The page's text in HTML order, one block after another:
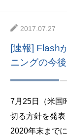
2017.07.27
[速報] Flash
ニングの今後
7月25日（米国
切る方針を発表
2020年末まで